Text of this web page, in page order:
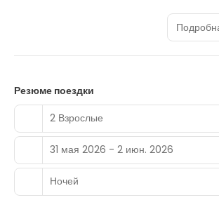
Relax and unwind with body treatments
you're looking for recreational
attached winery, a hot tub, and a
access, concierge services, and
Make yourself at home in one of the 35
rooms featuring minibars and LED
Complimentary wireless internet access
connected, and satellite programming is
your entertainment. Bathrooms feature
showers, complimentary toiletries, and
Conveniences include phones, as well as
Резюме поездки
2 Взрослые
31 мая 2026 - 2 июн. 2026
Ночей